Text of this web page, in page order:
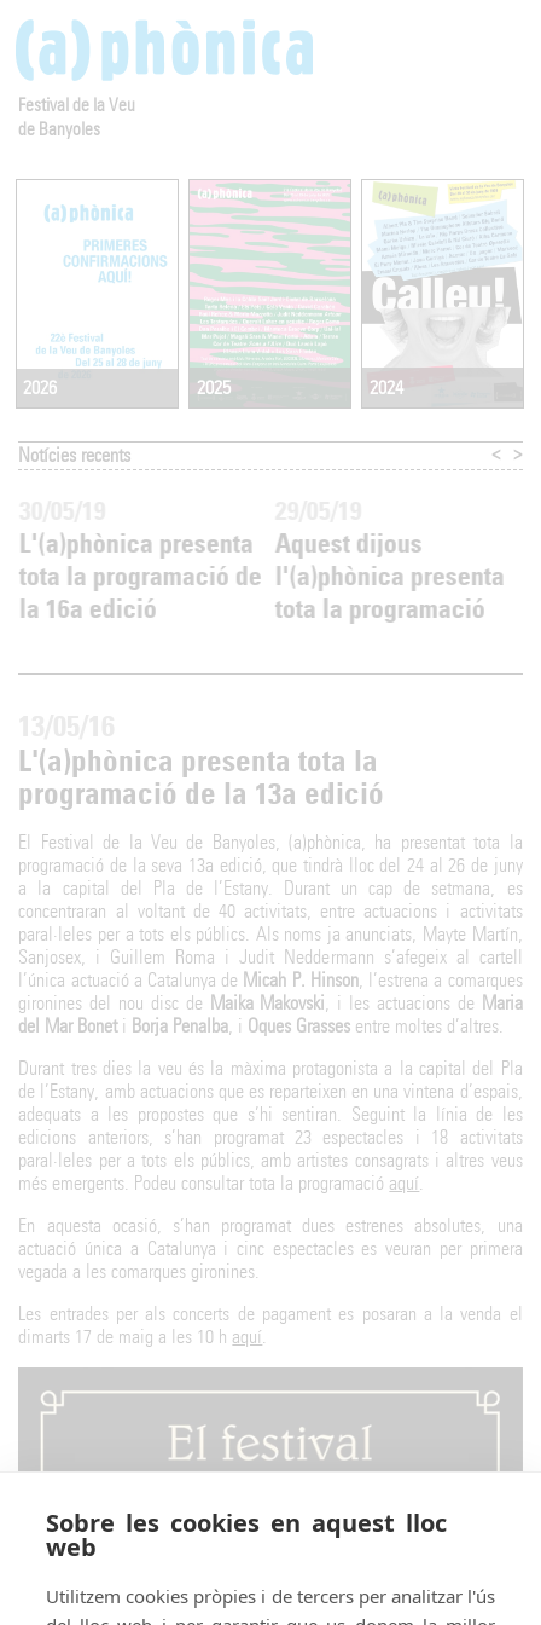
Festival de la Veu
de Banyoles
2026 2025 2024
Notícies recents
L'(a)phònica presenta
tota la programació de
la 16a edició
Aquest dijous
l'(a)phònica presenta
tota la programació
< >
L'(a)phònica presenta tota la
programació de la 13a edició
El Festival de la Veu de Banyoles, (a)phònica, ha presentat tota la
programació de la seva 13a edició, que tindrà lloc del 24 al 26 de juny
a la capital del Pla de l’Estany. Durant un cap de setmana, es
concentraran al voltant de 40 activitats, entre actuacions i activitats
paral·leles per a tots els públics. Als noms ja anunciats, Mayte Martín,
Sanjosex, i Guillem Roma i Judit Neddermann s’afegeix al cartell
l’única actuació a Catalunya de Micah P. Hinson, l’estrena a comarques
gironines del nou disc de Maika Makovski, i les actuacions de Maria
del Mar Boneti Borja Penalba, i Oques Grasses entre moltes d’altres.
Durant tres dies la veu és la màxima protagonista a la capital del Pla
de l’Estany, amb actuacions que es reparteixen en una vintena d’espais,
adequats a les propostes que s’hi sentiran. Seguint la línia de les
edicions anteriors, s’han programat 23 espectacles i 18 activitats
paral·leles per a tots els públics, amb artistes consagrats i altres veus
més emergents. Podeu consultar tota la programació aquí.
En aquesta ocasió, s’han programat dues estrenes absolutes, una
actuació única a Catalunya i cinc espectacles es veuran per primera
vegada a les comarques gironines.
Les entrades per als concerts de pagament es posaran a la venda el
dimarts 17 de maig a les 10 h aquí.
Sobre les cookies en aquest lloc
web
Utilitzem cookies pròpies i de tercers per analitzar l'ús